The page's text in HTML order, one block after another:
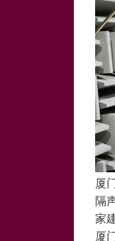
厦
隔
家
厦